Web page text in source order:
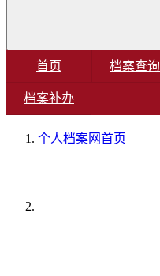
首页 档案查询
档案补办
个人档案网首页